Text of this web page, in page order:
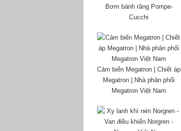
Bơm bánh răng Pompe-
Cucchi
Cảm biến Megatron | Chiết áp
Megatron | Nhà phân phối
Megatron Việt Nam